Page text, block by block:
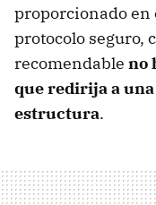
proporcionado en
protocolo seguro,
recomendable no
que redirija a
estructura.